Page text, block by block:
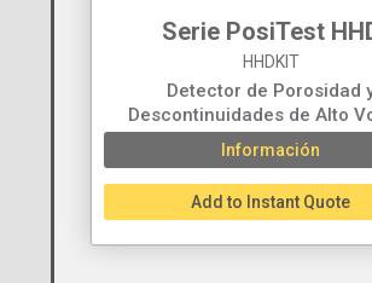
Serie PosiTest
HHDKIT
Detector de Porosidad
Descontinuidades de Alto
Información
Add to Instant Quote